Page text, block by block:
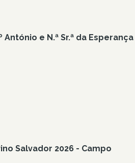
e N.ª Sr.ª da Esperança
Salvador 2026 - Campo